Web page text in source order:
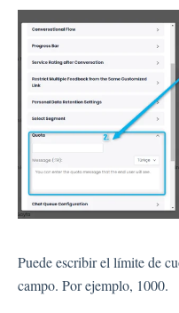
Puede escribir el límite de
campo. Por ejemplo, 1000.